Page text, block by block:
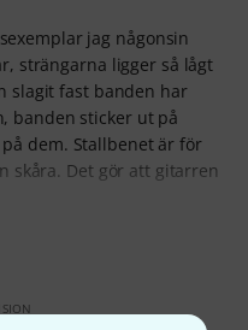
jag någonsin
strängarna ligger så lågt
slagit fast banden har
banden sticker ut på
dem. Stallbenet är för
skåra. Det gör att gitarren